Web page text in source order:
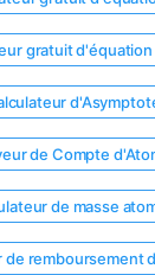
gratuit
de Compte
de masse
de remboursement